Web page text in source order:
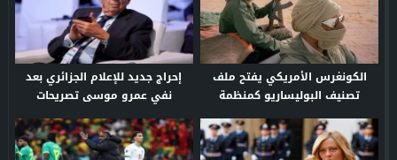
الكونغرس الأمريكي يفتح ملف
تصنيف البوليساريو كمنظمة
إرهابية
إحراج جديد للإعلام الجزائري بعد
نفي عمرو موسى تصريحات
منسوبة إليه ضد المغرب